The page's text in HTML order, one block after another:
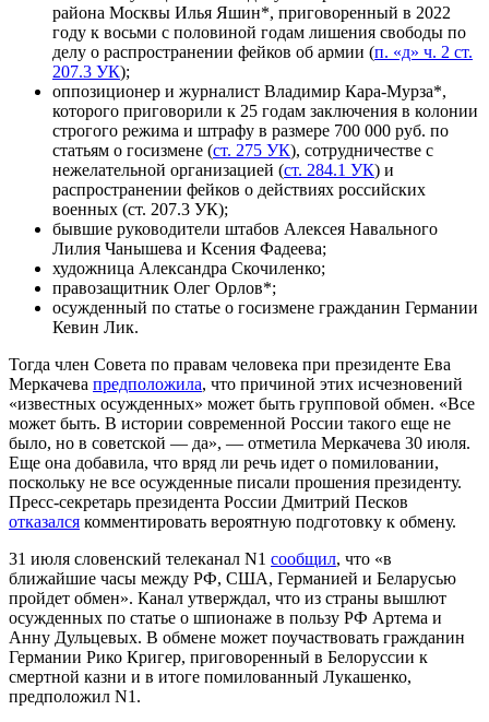
района Москвы Илья Яшин*, приговоренный в 2022
году к восьми с половиной годам лишения свободы по
делу о распространении фейков об армии (п. «д» ч. 2 ст.
207.3 УК);
оппозиционер и журналист Владимир Кара-Мурза*,
которого приговорили к 25 годам заключения в колонии
строгого режима и штрафу в размере 700 000 руб. по
статьям о госизмене (ст. 275 УК), сотрудничестве с
нежелательной организацией (ст. 284.1 УК) и
распространении фейков о действиях российских
военных (ст. 207.3 УК);
бывшие руководители штабов Алексея Навального
Лилия Чанышева и Ксения Фадеева;
художница Александра Скочиленко;
правозащитник Олег Орлов*;
осужденный по статье о госизмене гражданин Германии
Кевин Лик.
Тогда член Совета по правам человека при президенте Ева
Меркачева предположила, что причиной этих исчезновений
«известных осужденных» может быть групповой обмен. «Все
может быть. В истории современной России такого еще не
было, но в советской — да», — отметила Меркачева 30 июля.
Еще она добавила, что вряд ли речь идет о помиловании,
поскольку не все осужденные писали прошения президенту.
Пресс-секретарь президента России Дмитрий Песков
отказался комментировать вероятную подготовку к обмену.
31 июля словенский телеканал N1 сообщил, что «в
ближайшие часы между РФ, США, Германией и Беларусью
пройдет обмен». Канал утверждал, что из страны вышлют
осужденных по статье о шпионаже в пользу РФ Артема и
Анну Дульцевых. В обмене может поучаствовать гражданин
Германии Рико Кригер, приговоренный в Белоруссии к
смертной казни и в итоге помилованный Лукашенко,
предположил N1.